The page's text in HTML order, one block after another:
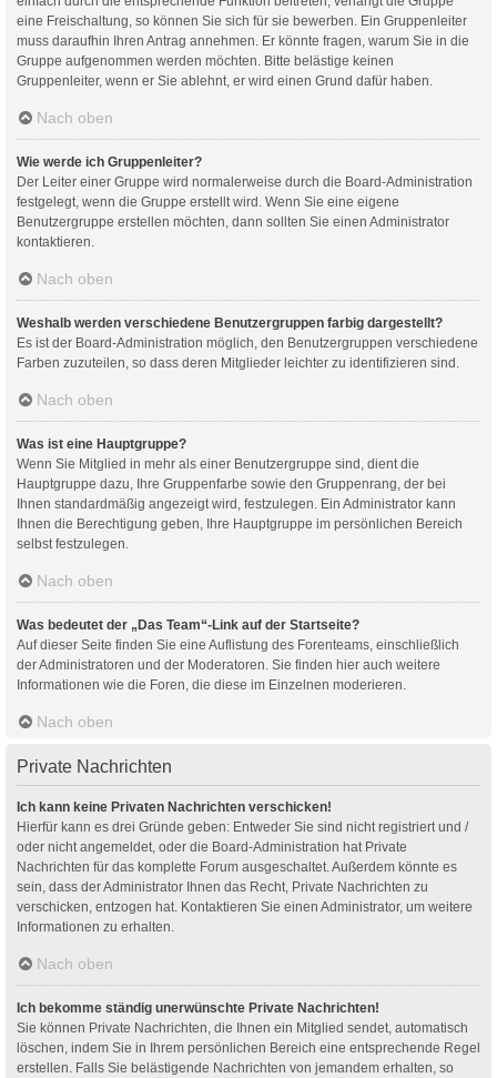
eine Freischaltung, so können Sie sich für sie bewerben. Ein Gruppenleiter
muss daraufhin Ihren Antrag annehmen. Er könnte fragen, warum Sie in die
Gruppe aufgenommen werden möchten. Bitte belästige keinen
Gruppenleiter, wenn er Sie ablehnt, er wird einen Grund dafür haben.
Nach oben
Wie werde ich Gruppenleiter?
Der Leiter einer Gruppe wird normalerweise durch die Board-Administration
festgelegt, wenn die Gruppe erstellt wird. Wenn Sie eine eigene
Benutzergruppe erstellen möchten, dann sollten Sie einen Administrator
kontaktieren.
Nach oben
Weshalb werden verschiedene Benutzergruppen farbig dargestellt?
Es ist der Board-Administration möglich, den Benutzergruppen verschiedene
Farben zuzuteilen, so dass deren Mitglieder leichter zu identifizieren sind.
Nach oben
Was ist eine Hauptgruppe?
Wenn Sie Mitglied in mehr als einer Benutzergruppe sind, dient die
Hauptgruppe dazu, Ihre Gruppenfarbe sowie den Gruppenrang, der bei
Ihnen standardmäßig angezeigt wird, festzulegen. Ein Administrator kann
Ihnen die Berechtigung geben, Ihre Hauptgruppe im persönlichen Bereich
selbst festzulegen.
Nach oben
Was bedeutet der „Das Team“-Link auf der Startseite?
Auf dieser Seite finden Sie eine Auflistung des Forenteams, einschließlich
der Administratoren und der Moderatoren. Sie finden hier auch weitere
Informationen wie die Foren, die diese im Einzelnen moderieren.
Nach oben
Private Nachrichten
Ich kann keine Privaten Nachrichten verschicken!
Hierfür kann es drei Gründe geben: Entweder Sie sind nicht registriert und /
oder nicht angemeldet, oder die Board-Administration hat Private
Nachrichten für das komplette Forum ausgeschaltet. Außerdem könnte es
sein, dass der Administrator Ihnen das Recht, Private Nachrichten zu
verschicken, entzogen hat. Kontaktieren Sie einen Administrator, um weitere
Informationen zu erhalten.
Nach oben
Ich bekomme ständig unerwünschte Private Nachrichten!
Sie können Private Nachrichten, die Ihnen ein Mitglied sendet, automatisch
löschen, indem Sie in Ihrem persönlichen Bereich eine entsprechende Regel
erstellen. Falls Sie belästigende Nachrichten von jemandem erhalten, so